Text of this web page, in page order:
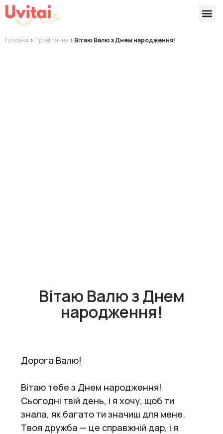
Головна > Привітання > Вітаю Валю з Днем народження!
Вітаю Валю з Днем
народження!
Дорога Валю!
Вітаю тебе з Днем народження!
Сьогодні твій день, і я хочу, щоб ти
знала, як багато ти значиш для мене.
Твоя дружба — це справжній дар, і я